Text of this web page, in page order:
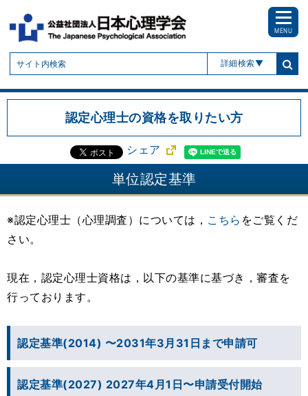
詳細検索
MENU
認定心理士の資格を取りたい方
シェア
単位認定基準
※認定心理士（心理調査）については， こちら をご覧くだ
さい。
現在，認定心理士資格は，以下の基準に基づき，審査を
行っております。
認定基準(2014) 〜2031年3月31日まで申請可
認定基準(2027) 2027年4月1日〜申請受付開始